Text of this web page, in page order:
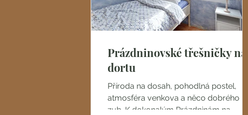
Prázdninovské třešničky na
dortu
Příroda na dosah, pohodlná postel,
atmosféra venkova a něco dobrého na
zub. K dokonalým Prázdninám na